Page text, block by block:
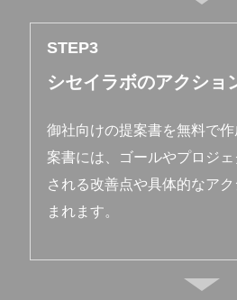
STEP
シセイラボのアクショ
御社向けの提案書を無料で
案書には、ゴールやプロジ
される改善点や具体的なア
まれます。